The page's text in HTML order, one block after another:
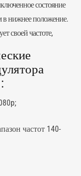
состояние
в нижнее положение.
своей частоте,
частот 140-